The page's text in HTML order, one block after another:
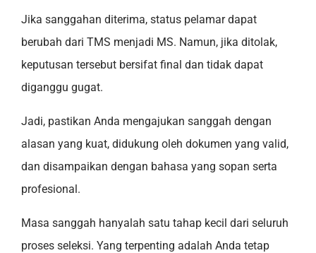
Jika sanggahan diterima, status pelamar dapat
berubah dari TMS menjadi MS. Namun, jika ditolak,
keputusan tersebut bersifat final dan tidak dapat
diganggu gugat.
Jadi, pastikan Anda mengajukan sanggah dengan
alasan yang kuat, didukung oleh dokumen yang valid,
dan disampaikan dengan bahasa yang sopan serta
profesional.
Masa sanggah hanyalah satu tahap kecil dari seluruh
proses seleksi. Yang terpenting adalah Anda tetap